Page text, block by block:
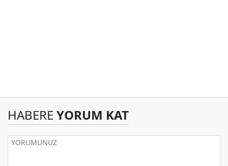
HABERE YORUM KAT